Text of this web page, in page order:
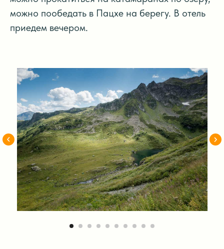
можно пообедать в Пацхе на берегу. В отель
приедем вечером.